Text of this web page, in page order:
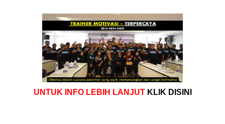
UNTUK INFO LEBIH LANJUT KLIK DISINI